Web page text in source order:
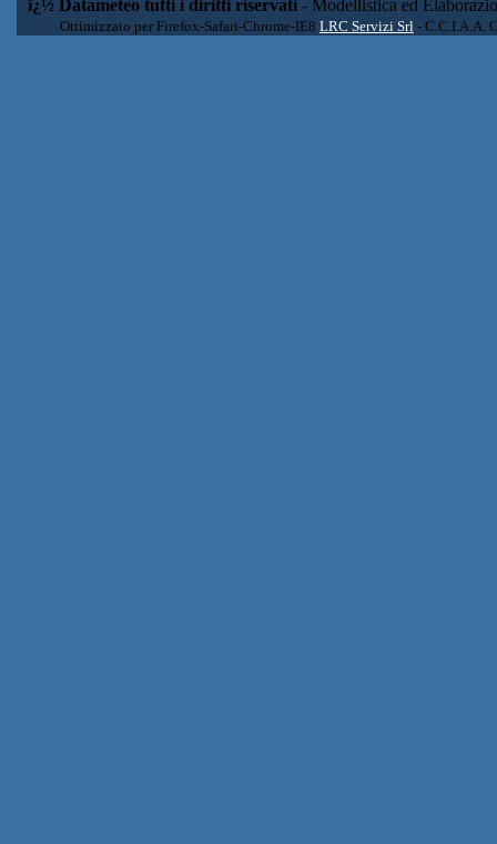
ï¿½ Datameteo tutti i diritti riservati - Modellistica ed
Ottimizzato per Firefox-Safari-Chrome-IE8 LRC Servizi Srl - C.C.I.A.A.